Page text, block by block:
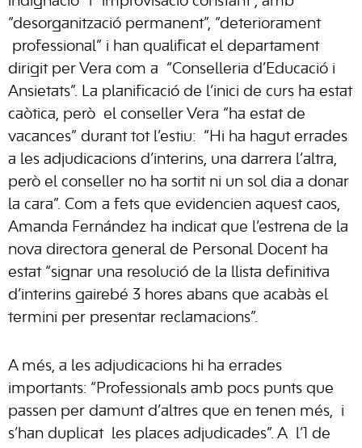
“desorganització permanent”, “deteriorament
professional” i han qualificat el departament
dirigit per Vera com a “Conselleria d’Educació i
Ansietats”. La planificació de l’inici de curs ha estat
caòtica, però el conseller Vera “ha estat de
vacances” durant tot l’estiu: “Hi ha hagut errades
a les adjudicacions d’interins, una darrera l’altra,
però el conseller no ha sortit ni un sol dia a donar
la cara”. Com a fets que evidencien aquest caos,
Amanda Fernández ha indicat que l’estrena de la
nova directora general de Personal Docent ha
estat “signar una resolució de la llista definitiva
d’interins gairebé 3 hores abans que acabàs el
termini per presentar reclamacions”.
A més, a les adjudicacions hi ha errades
importants: “Professionals amb pocs punts que
passen per damunt d’altres que en tenen més, i
s’han duplicat les places adjudicades”. A l’1 de